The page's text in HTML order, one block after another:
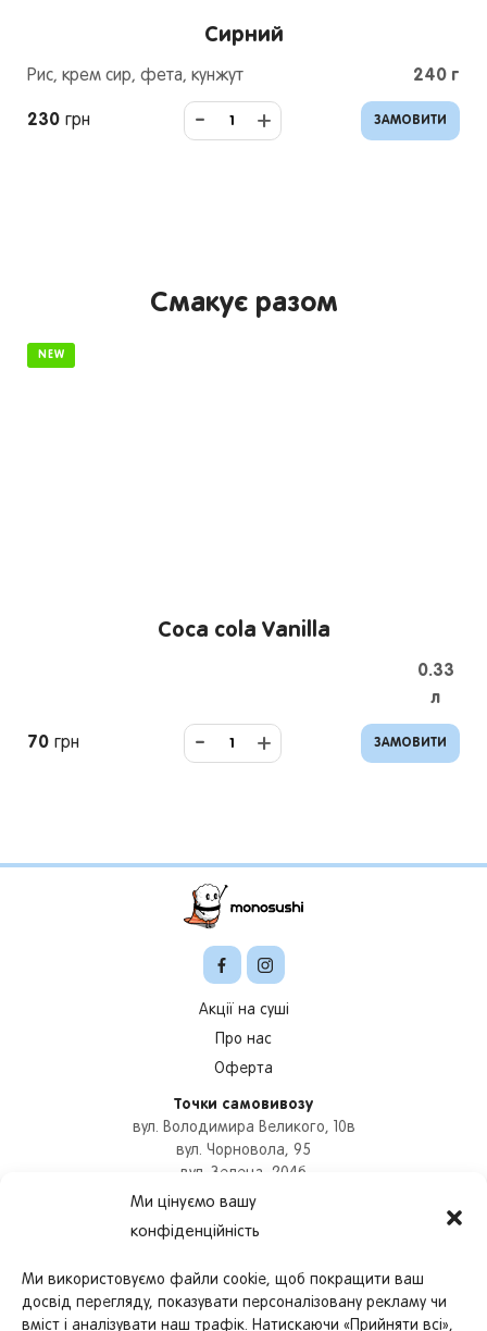
Ми цінуємо вашу
конфіденційність
Ми використовуємо файли cookie, щоб покращити ваш
досвід перегляду, показувати персоналізовану рекламу чи
вміст і аналізувати наш трафік. Натискаючи «Прийняти всі»,
Сирний
Рис, крем сир, фета, кунжут 240г
230 грн - + ЗАМОВИТИ
Смакує разом
NEW
Coca cola Vanilla
0.33
л
70 грн - + ЗАМОВИТИ
Акції на суші
Про нас
Оферта
Точки самовивозу
вул. Володимира Великого, 10в
вул. Чорновола, 95
вул. Зелена, 204б
вул. Героїв УПА, 73б
+380978780837
Графік роботи
працюємо з11:00до22:30